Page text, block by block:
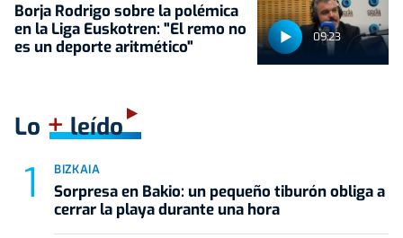
09:23
Borja Rodrigo sobre la polémica
en la Liga Euskotren: "El remo no
es un deporte aritmético"
Lo +leído
BIZKAIA
Sorpresa en Bakio: un pequeño tiburón obliga a
cerrar la playa durante una hora